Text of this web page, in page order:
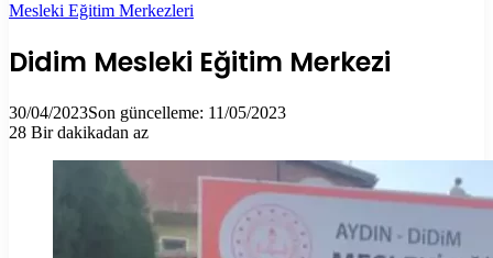
Mesleki Eğitim Merkezleri
Didim Mesleki Eğitim Merkezi
30/04/2023Son güncelleme: 11/05/2023
28 Bir dakikadan az